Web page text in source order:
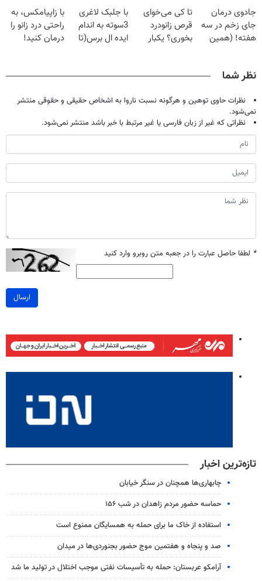
میلیون تومان!!!
فقط ۲۵ میلیون
خانگی
جادوی درمان
جای زخم در سه
هفته! (همین
تا کی می‌خوای
قرص زانودرد
بخوری؟ یکبار
با جلبک لاغری
3سوته به اندام
ایده ال برس(تا
با زاپیامکس، به
راحتی درد زانو را
درمان کنید!
نظر شما
نظرات حاوی توهین و هرگونه نسبت ناروا به اشخاص حقیقی و حقوقی منتشر
نمی‌شود.
نظراتی که غیر از زبان فارسی یا غیر مرتبط با خبر باشد منتشر نمی‌شود.
* لطفا حاصل عبارت را در جعبه متن روبرو وارد کنید
ارسال
تازه‌ترین اخبار
چابهاری‌ها همچنان در سنگر خیابان
حماسه حضور مردم زاهدان در شب ۱۵۶
استفاده از خاک ما برای حمله به همسایگان ممنوع است
صد و پنجاه و هفتمین موج حضور بجنوردی‌ها در میدان
آرامکو عربستان: حمله به تأسیسات نفتی موجب اختلال در تولید ما شد